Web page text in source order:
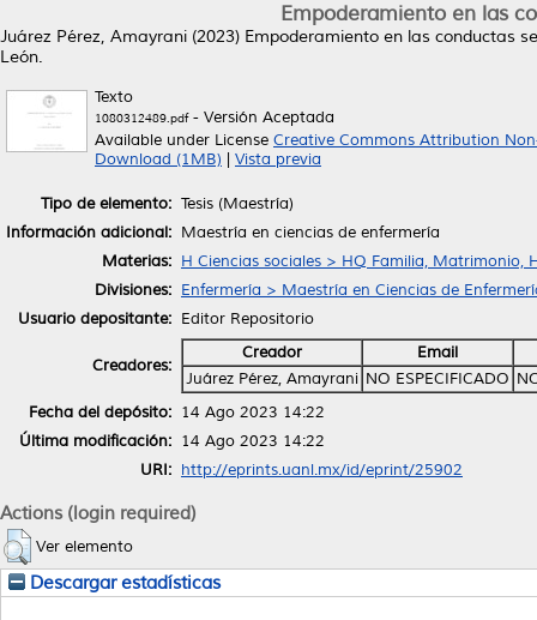
Empoderamiento en las
Juárez Pérez, Amayrani (2023) Empoderamiento en las conductas
León.
Texto
1080312489.pdf- Versión Aceptada
Available under License Creative Commons Attribution
Download (1MB)
Vista previa
Tipo de elemento: Tesis (Maestría)
Información adicional: Maestría en ciencias de enfermería
Materias: H Ciencias sociales > HQ Familia, Matrimonio,
Divisiones: Enfermería > Maestría en Ciencias de
Usuario depositante: Editor Repositorio
Creadores:
Creador
Email
Juárez Pérez, Amayrani NO ESPECIFICADO
Fecha del depósito: 14 Ago 2023 14:22
Última modificación: 14 Ago 2023 14:22
URI: http://eprints.uanl.mx/id/eprint/25902
Actions (login required)
Ver elemento
Descargar estadísticas